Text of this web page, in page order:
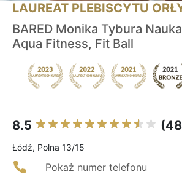
LAUREAT PLEBISCYTU
BARED Monika Tybura
Aqua Fitness, Fit Ball
8.5
Łódź, Polna 13/15
Pokaż numer telefonu